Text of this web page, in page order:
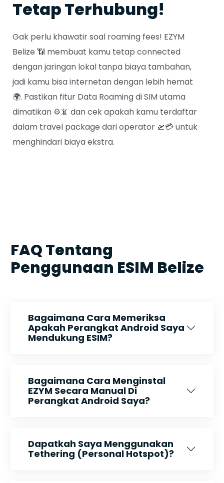
Tetap Terhubung!
Gak perlu khawatir soal roaming fees! EZYM
Belize 📶 membuat kamu tetap connected
dengan jaringan lokal tanpa biaya tambahan,
jadi kamu bisa internetan dengan lebih hemat
🌍. Pastikan fitur Data Roamingdi SIM utama
dimatikan ⚙️📵 dan cek apakah kamu terdaftar
dalam travel package dari operator 🛫💳 untuk
menghindari biaya ekstra.
FAQ Tentang
Penggunaan ESIM Belize
Bagaimana Cara Memeriksa
Apakah Perangkat Android Saya
Mendukung ESIM?
Bagaimana Cara Menginstal
EZYM Secara Manual Di
Perangkat Android Saya?
Dapatkah Saya Menggunakan
Tethering (Personal Hotspot)?